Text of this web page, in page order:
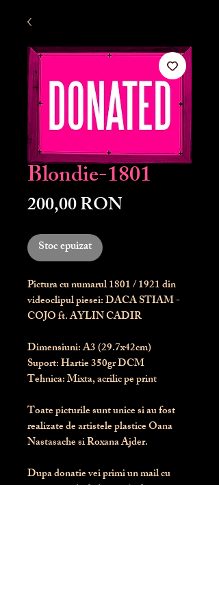
Blondie-1801
200,00 RONPreț
Stoc epuizat
Pictura cu numarul1801/ 1921 din
videoclipul piesei: DACA STIAM -
COJO ft. AYLIN CADIR
Dimensiuni: A3 (29.7x42cm)
Suport: Hartie 350gr DCM
Tehnica: Mixta, acrilic pe print
Toate picturile sunt unice si au fost
realizate de artistele plastice Oana
Nastasache si Roxana Ajder.
Dupa donatie vei primi un mail cu
instructiunile de livrare / ridicare.